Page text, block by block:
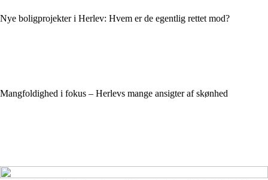
Nye boligprojekter i Herlev: Hvem er de egentlig rettet mod?
Mangfoldighed i fokus – Herlevs mange ansigter af skønhed